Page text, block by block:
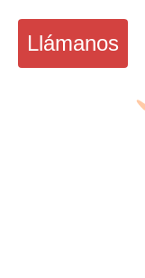
Llámanos